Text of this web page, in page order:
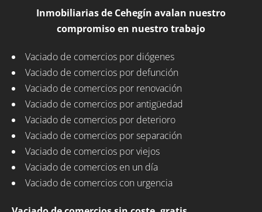
Inmobiliarias de Cehegín avalan nuestro
compromiso en nuestro trabajo
Vaciado de comercios por diógenes
Vaciado de comercios por defunción
Vaciado de comercios por renovación
Vaciado de comercios por antigüedad
Vaciado de comercios por deterioro
Vaciado de comercios por separación
Vaciado de comercios por viejos
Vaciado de comercios en un día
Vaciado de comercios con urgencia